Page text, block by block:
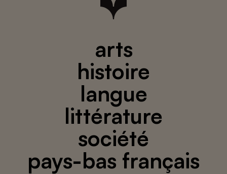
arts
histoire
langue
littérature
société
pays-bas français